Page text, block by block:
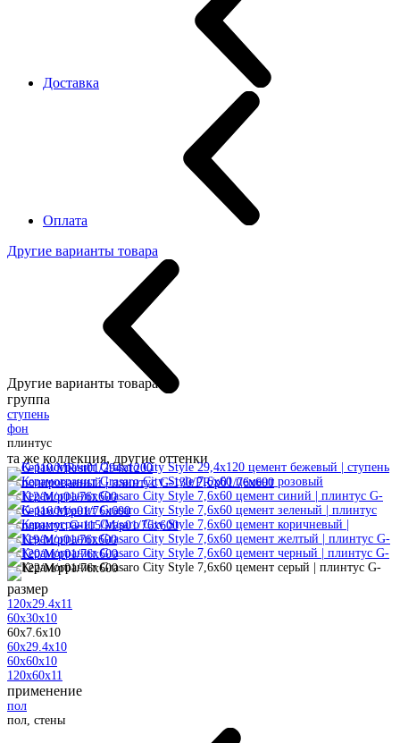
Доставка
Оплата
Другие варианты товара
Другие варианты товара:
группа
ступень
фон
плинтус
та же коллекция, другие оттенки
размер
120x29.4x11
60x30x10
60x7.6x10
60x29.4x10
60x60x10
120x60x11
применение
пол
пол, стены